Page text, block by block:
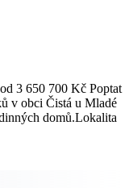
3 650 700 Kč Poptat
v obci Čistá u Mladé
domů.Lokalita